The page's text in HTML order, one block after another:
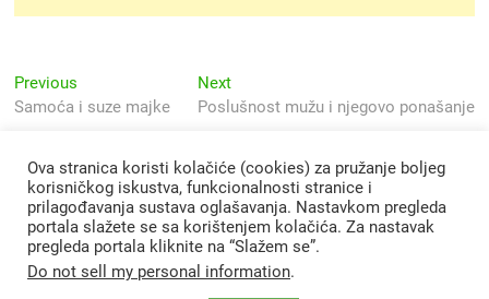
Navigacija
objava
Previous
post:
Samoća i suze majke
NextNext
post:
Poslušnost mužu i njegovo ponašanje
Ova stranica koristi kolačiće (cookies) za pružanje boljeg
korisničkog iskustva, funkcionalnosti stranice i
prilagođavanja sustava oglašavanja. Nastavkom pregleda
portala slažete se sa korištenjem kolačića. Za nastavak
pregleda portala kliknite na “Slažem se”.
Do not sell my personal information.